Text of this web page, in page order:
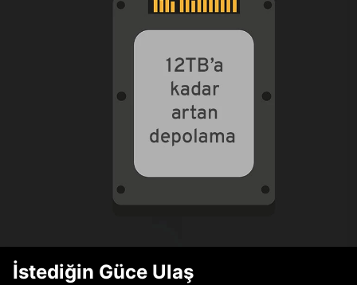
İstediğin Güce Ulaş